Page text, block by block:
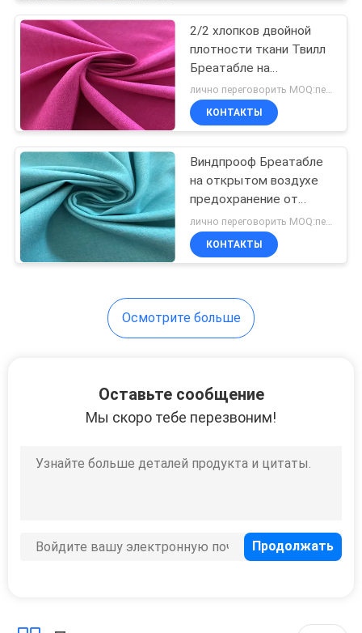
2/2 хлопков двойной
плотности ткани Твилл
Бреатабле на
открытом воздухе -
чувство для катаясь на
лыжах носки
лично переговорить MOQ:переговоров
КОНТАКТЫ
Виндпрооф Бреатабле
на открытом воздухе
предохранение от
зимы 100% полиэстер
ткани 50Д
лично переговорить MOQ:переговоров
КОНТАКТЫ
Осмотрите больше
Оставьте сообщение
Мы скоро тебе перезвоним!